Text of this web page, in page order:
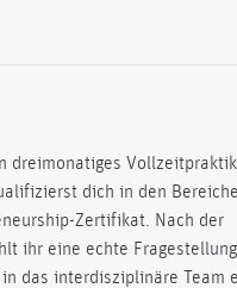
dreimonatiges
dich in den
Zertifikat. Nach der
ihr eine echte Fragestellung
das interdisziplinäre Team